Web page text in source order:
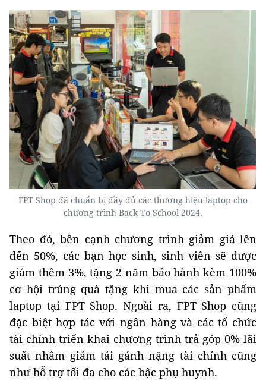
FPT Shop đã chuẩn bị đầy đủ các thương hiệu laptop cho
chương trình Back To School 2024.
Theo đó, bên cạnh chương trình giảm giá lên
đến 50%, các bạn học sinh, sinh viên sẽ được
giảm thêm 3%, tặng 2 năm bảo hành kèm 100%
cơ hội trúng quà tặng khi mua các sản phẩm
laptop tại FPT Shop. Ngoài ra, FPT Shop cũng
đặc biệt hợp tác với ngân hàng và các tổ chức
tài chính triển khai chương trình trả góp 0% lãi
suất nhằm giảm tải gánh nặng tài chính cũng
như hỗ trợ tối đa cho các bậc phụ huynh.